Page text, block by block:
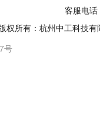
客服电
权所有：杭州中工科技
号